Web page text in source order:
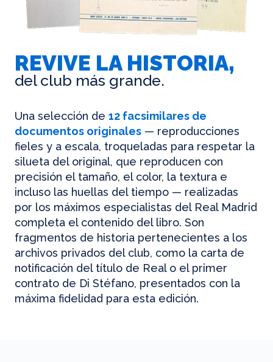
REVIVE LA HISTORIA,
del club más grande.
Una selección de 12 facsimilares de
documentos originales — reproducciones
fieles y a escala, troqueladas para respetar la
silueta del original, que reproducen con
precisión el tamaño, el color, la textura e
incluso las huellas del tiempo — realizadas
por los máximos especialistas del Real Madrid
completa el contenido del libro. Son
fragmentos de historia pertenecientes a los
archivos privados del club, como la carta de
notificación del título de Real o el primer
contrato de Di Stéfano, presentados con la
máxima fidelidad para esta edición.